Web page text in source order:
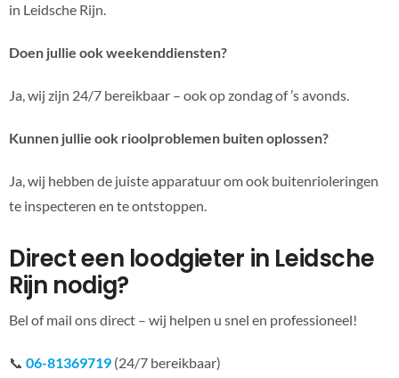
in Leidsche Rijn.
Doen jullie ook weekenddiensten?
Ja, wij zijn 24/7 bereikbaar – ook op zondag of ’s avonds.
Kunnen jullie ook rioolproblemen buiten oplossen?
Ja, wij hebben de juiste apparatuur om ook buitenrioleringen
te inspecteren en te ontstoppen.
Direct een loodgieter in Leidsche
Rijn nodig?
Bel of mail ons direct – wij helpen u snel en professioneel!
📞 06-81369719(24/7 bereikbaar)